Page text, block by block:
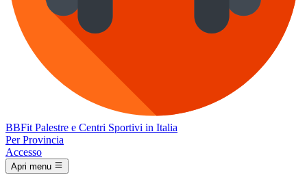
BBFit Palestre e Centri Sportivi in Italia
Per Provincia
Accesso
Apri menu